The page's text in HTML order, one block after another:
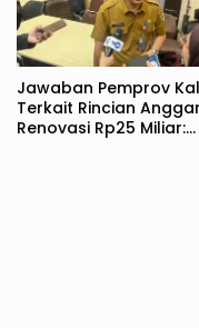
Jawaban Pemprov
Terkait Rincian
Renovasi Rp25 Miliar: